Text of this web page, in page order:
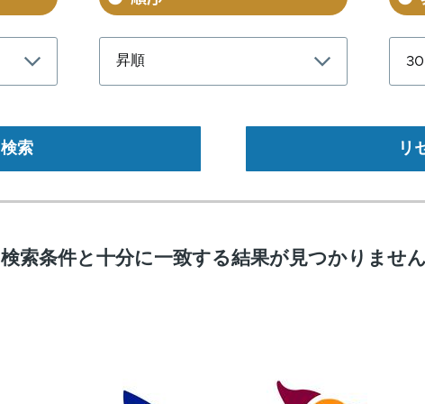
検索条件と十分に一致する結果が見つかりませ